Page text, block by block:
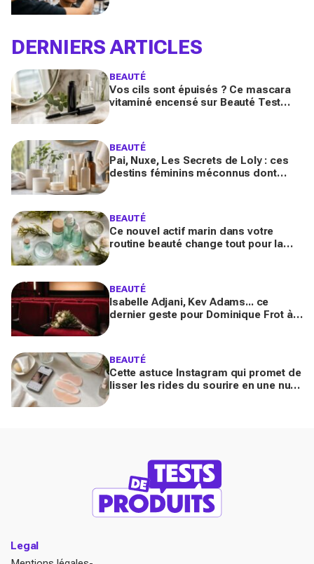
DERNIERS ARTICLES
BEAUTÉ
Vos cils sont épuisés ? Ce mascara
vitaminé encensé sur Beauté Test
BEAUTÉ
Pai, Nuxe, Les Secrets de Loly : ces
destins féminins méconnus dont
BEAUTÉ
Ce nouvel actif marin dans votre
routine beauté change tout pour la
BEAUTÉ
Isabelle Adjani, Kev Adams... ce
dernier geste pour Dominique Frot à
BEAUTÉ
Cette astuce Instagram qui promet de
lisser les rides du sourire en une nuit
Legal